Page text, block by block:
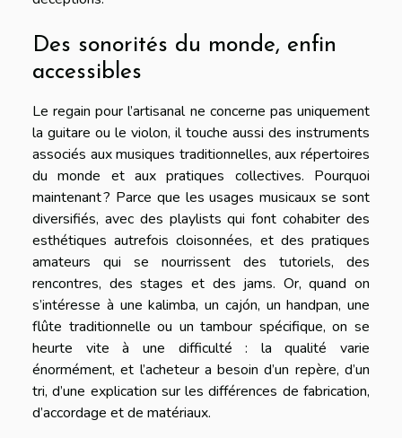
Des sonorités du monde, enfin
accessibles
Le regain pour l’artisanal ne concerne pas uniquement
la guitare ou le violon, il touche aussi des instruments
associés aux musiques traditionnelles, aux répertoires
du monde et aux pratiques collectives. Pourquoi
maintenant ? Parce que les usages musicaux se sont
diversifiés, avec des playlists qui font cohabiter des
esthétiques autrefois cloisonnées, et des pratiques
amateurs qui se nourrissent des tutoriels, des
rencontres, des stages et des jams. Or, quand on
s’intéresse à une kalimba, un cajón, un handpan, une
flûte traditionnelle ou un tambour spécifique, on se
heurte vite à une difficulté : la qualité varie
énormément, et l’acheteur a besoin d’un repère, d’un
tri, d’une explication sur les différences de fabrication,
d’accordage et de matériaux.